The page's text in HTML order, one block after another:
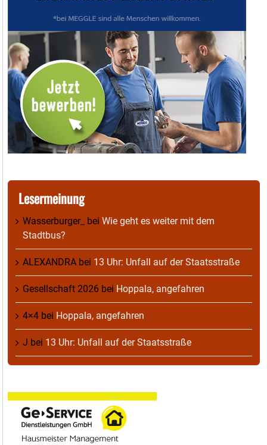
Lesermeinung
Wasserburger_ bei Wie geht es weiter mit dem
Stadtbus?
ALEXANDRA bei 13 Uhr: Unfall auf der Staatsstraße
Gesellschaft 2026 bei Hoppala, angefahren
4×4 bei Hoppala, angefahren
J bei 13 Uhr: Unfall auf der Staatsstraße